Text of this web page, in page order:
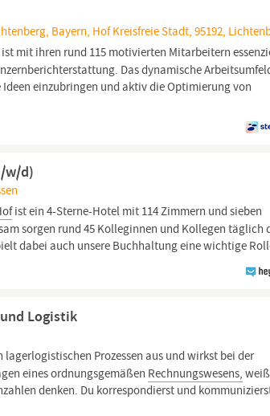
Bayern, Hof Kreisfreie Stadt, 95192,
ist mit ihren rund 115 motivierten Mitarbeitern
Das dynamische
einzubringen und aktiv die Optimierung von
w/d)
ist ein 4-Sterne-Hotel mit 114 Zimmern und sieben
sorgen rund 45 Kolleginnen und Kollegen täglich
dabei auch unsere Buchhaltung eine wichtige
Logistik
lagerlogistischen Prozessen aus und wirkst bei der
eines ordnungsgemäßen Rechnungswesens,
denken. Du korrespondierst und